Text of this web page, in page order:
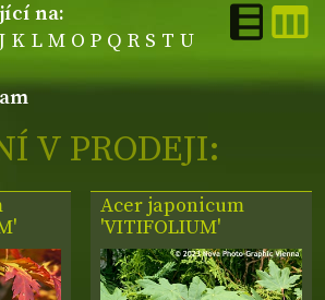
na:
J K L M O P Q R S T U
V PRODEJI:
Acer japonicum
'VITIFOLIUM'